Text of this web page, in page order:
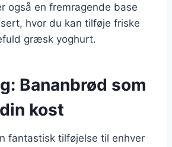
også en fremragende base
hvor du kan tilføje friske
græsk yoghurt.
Bananbrød som
kost
fantastisk tilføjelse til enhver